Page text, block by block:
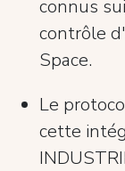
connus
contrôle
Space.
Le
cette